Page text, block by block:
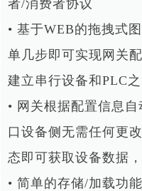
者/消费者协议
• 基于WEB的拖拽式
单几步即可实现网关
建立串行设备和PLC
• 网关根据配置信息
口设备侧无需任何更
态即可获取设备数据
• 简单的存储/加载功